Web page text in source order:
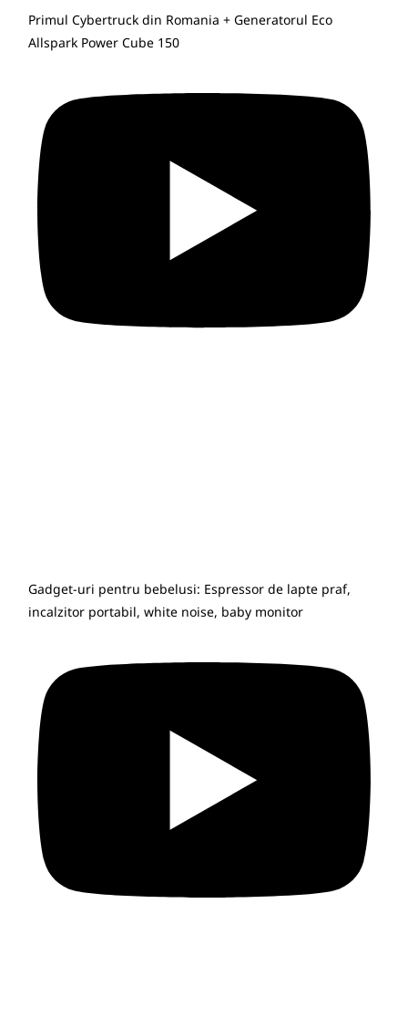
Primul Cybertruck din Romania + Generatorul Eco
Allspark Power Cube 150
Gadget-uri pentru bebelusi: Espressor de lapte praf,
incalzitor portabil, white noise, baby monitor